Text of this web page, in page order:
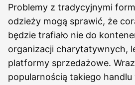
Problemy z tradycyjnymi
odzieży mogą sprawić, że
będzie trafiało nie do
organizacji charytatywnych,
platformy sprzedażowe.
popularnością takiego